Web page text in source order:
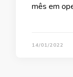
mês em
14/01/2022